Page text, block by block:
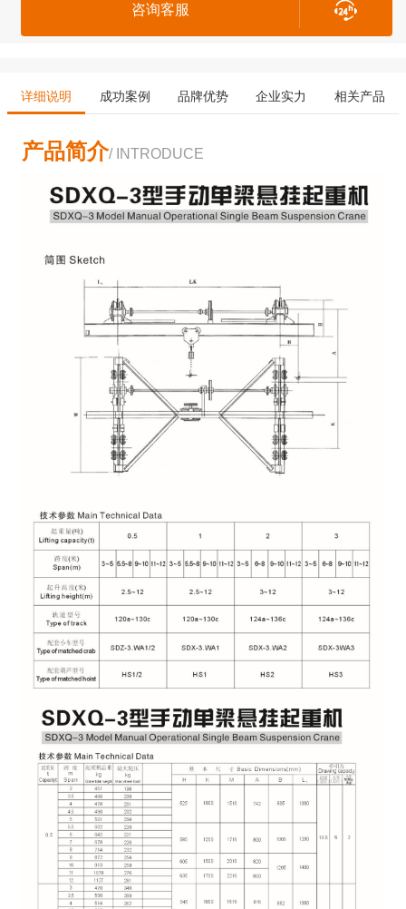
咨询客服
详细说明 成功案例 品牌优势 企业实力 相关产品
产品简介/ INTRODUCE